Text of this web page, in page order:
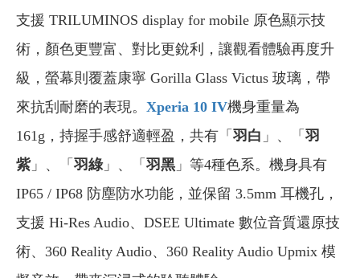
支援 TRILUMINOS display for mobile 原色顯示技
術，顏色更豐富、對比更銳利，讓觀看體驗再度升
級，螢幕則覆蓋康寧 Gorilla Glass Victus 玻璃，帶
來抗刮耐磨的表現。 Xperia 10 IV機身重量為
161g，持握手感舒適輕盈，共有「 羽白 」、「 羽
紫」、「 羽綠」、「 羽黑 」等4種色系。機身具有
IP65 / IP68 防塵防水功能，並保留 3.5mm 耳機孔，
支援 Hi-Res Audio、DSEE Ultimate 數位音質還原技
術、360 Reality Audio、360 Reality Audio Upmix 模